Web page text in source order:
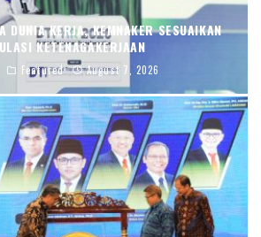
DUNIA KERJA, KEMNAKER SESUAIKAN
KETENAGAKERJAAN
Featured August 7, 2026